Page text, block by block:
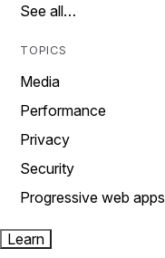
See all…
TOPICS
Media
Performance
Privacy
Security
Progressive web apps
Learn